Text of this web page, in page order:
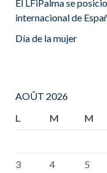
El LFiPalma se
internacional de
Día de la mujer
AOÛT 2026
L
M M
3
4 5